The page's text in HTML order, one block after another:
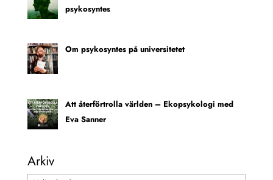
psykosyntes
Om psykosyntes på universitetet
Att återförtrolla världen – Ekopsykologi med
Eva Sanner
Arkiv